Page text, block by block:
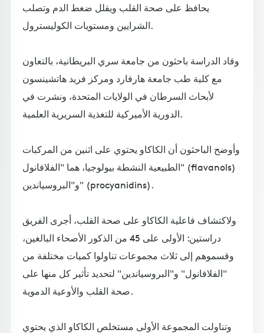
يحافظ على صحة القلب ويقلل ضغط الدم وتصلب
الشرايين ومستويات الكوليسترول.
وقاد الدراسة باحثون من جامعة سري البريطانية، بالتعاون
مع كلية طب جامعة هارفارد ومركز فريد هاتشينسون
لأبحاث السرطان في الولايات المتحدة، ونشرت في
الدورية الأميركية للتغذية السريرية العلمية.
وأوضح الباحثون أن الكاكاو يحتوي على اثنين من المركبات
الطبيعية النشطة بيولوجيا، هما "الفلافانول" (flavanols)
و"البروسياندين" (procyanidins).
ولاكتشاف فاعلية الكاكاو على صحة القلب، أجرى الفريق
دراستين: الأولى على 45 من الذكور الأصحاء البالغين،
وقسموهم إلى ثلاث مجموعات تناولوا كميات مختلفة من
"الفلافانول" و"البروسياندين" لتحديد تأثير كل منها على
صحة القلب والأوعية الدموية.
وتناولت المجموعة الأولى مستخلص الكاكاو الذي يحتوي